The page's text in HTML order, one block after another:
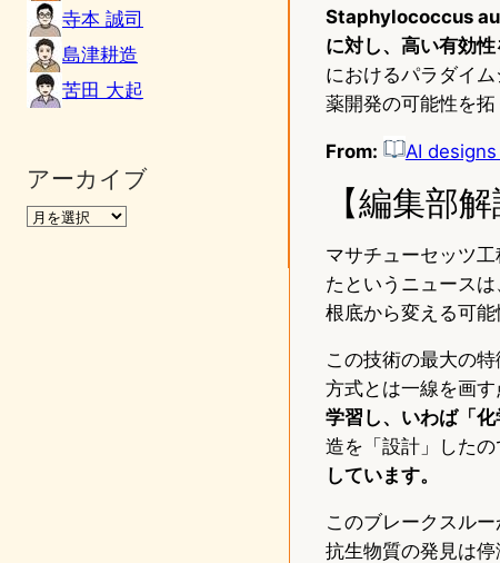
寺本 誠司
島津耕造
苦田 大起
アーカイブ
Staphylococcus
に対し、高い有効性
におけるパラダイ
薬開発の可能性を拓
From: AI
【編集部解
マサチューセッツ
たというニュース
根底から変える可能
この技術の最大の
方式とは一線を画す
学習し、いわば「化
造を「設計」したの
しています。
このブレークスル
抗生物質の発見は